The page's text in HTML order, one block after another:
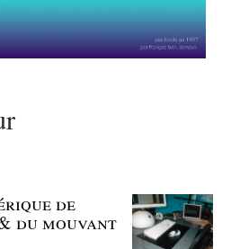
de
du mouvant